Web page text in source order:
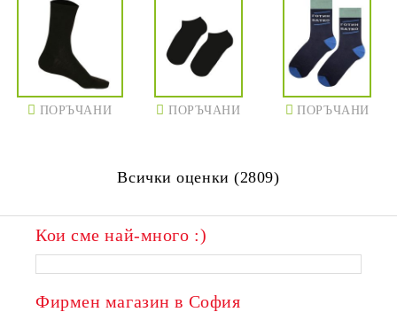
ПОРЪЧАНИ ПОРЪЧАНИ ПОРЪЧАНИ
ПОРЪЧАНИ
Всички оценки (2809)
Кои сме най-много :)
Фирмен магазин в София